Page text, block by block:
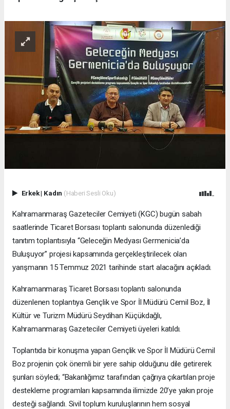
Erkek| Kadın (Haberi Sesli Oku)
Kahramanmaraş Gazeteciler Cemiyeti (KGC) bugün sabah
saatlerinde Ticaret Borsası toplantı salonunda düzenlediği
tanıtım toplantısıyla “Geleceğin Medyası Germenicia’da
Buluşuyor” projesi kapsamında gerçekleştirilecek olan
yarışmanın 15 Temmuz 2021 tarihinde start alacağını açıkladı.
Kahramanmaraş Ticaret Borsası toplantı salonunda
düzenlenen toplantıya Gençlik ve Spor İl Müdürü Cemil Boz, İl
Kültür ve Turizm Müdürü Seydihan Küçükdağlı,
Kahramanmaraş Gazeteciler Cemiyeti üyeleri katıldı.
Toplantıda bir konuşma yapan Gençlik ve Spor İl Müdürü Cemil
Boz projenin çok önemli bir yere sahip olduğunu dile getirerek
şunları söyledi; “Bakanlığımız tarafından çağrıya çıkartılan proje
destekleme programları kapsamında ilimizde 20’ye yakın proje
desteği sağlandı. Sivil toplum kuruluşlarının hem sosyal